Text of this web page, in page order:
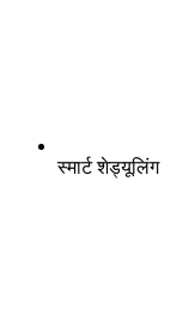
स्मार्ट शेड्यूलिंग